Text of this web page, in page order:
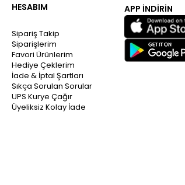
HESABIM
Sipariş Takip
Siparişlerim
Favori Ürünlerim
Hediye Çeklerim
İade & İptal Şartları
Sıkça Sorulan Sorular
UPS Kurye Çağır
Üyeliksiz Kolay İade
APP İNDİRİN